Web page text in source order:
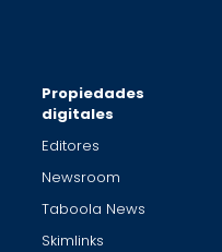
Propiedades
digitales
Editores
Newsroom
Taboola News
Skimlinks